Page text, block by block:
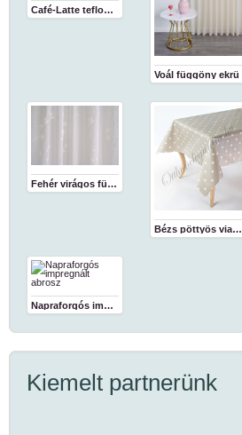
Café-Latte teflon abrosz
Voál függöny ekrü
Fehér virágos függöny
Bézs pöttyös viaszosvászon abrosz
Napraforgós impregnált abrosz
Kiemelt partnerünk